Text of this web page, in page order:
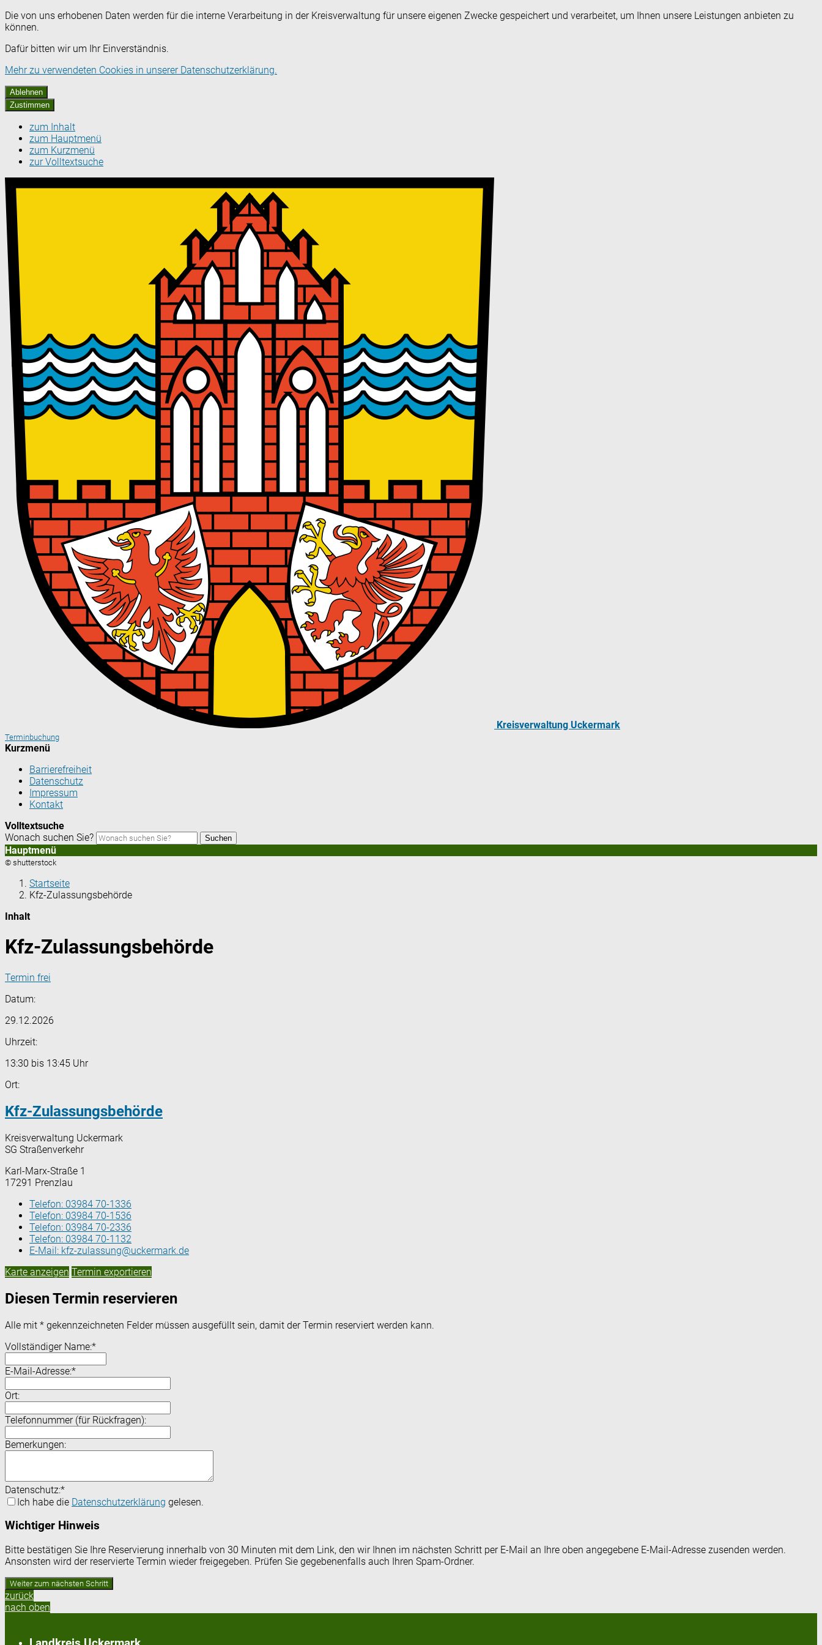
Die von uns erhobenen Daten werden für die interne Verarbeitung in der Kreisverwaltung für unsere eigenen Zwecke gespeichert und verarbeitet, um Ihnen unsere Leistungen anbieten zu
können.
Dafür bitten wir um Ihr Einverständnis.
Mehr zu verwendeten Cookies in unserer Datenschutzerklärung.
Ablehnen
Zustimmen
zum Inhalt
zum Hauptmenü
zum Kurzmenü
zur Volltextsuche
Kreisverwaltung Uckermark
Terminbuchung
Kurzmenü
Barrierefreiheit
Datenschutz
Impressum
Kontakt
Volltextsuche
Wonach suchen Sie?
Suchen
Hauptmenü
© shutterstock
Startseite
Kfz-Zulassungsbehörde
Inhalt
Kfz-Zulassungsbehörde
Termin frei
Datum:
29.12.2026
Uhrzeit:
13:30 bis 13:45 Uhr
Ort:
Kfz-Zulassungsbehörde
Kreisverwaltung Uckermark
SG Straßenverkehr
Karl-Marx-Straße 1
17291 Prenzlau
Telefon: 03984 70-1336
Telefon: 03984 70-1536
Telefon: 03984 70-2336
Telefon: 03984 70-1132
E-Mail: kfz-zulassung@uckermark.de
Karte anzeigen Termin exportieren
Diesen Termin reservieren
Alle mit * gekennzeichneten Felder müssen ausgefüllt sein, damit der Termin reserviert werden kann.
Vollständiger Name:*
E-Mail-Adresse:*
Ort:
Telefonnummer (für Rückfragen):
Bemerkungen:
Datenschutz:*
Ich habe die Datenschutzerklärung gelesen.
Wichtiger Hinweis
Bitte bestätigen Sie Ihre Reservierung innerhalb von 30 Minuten mit dem Link, den wir Ihnen im nächsten Schritt per E-Mail an Ihre oben angegebene E-Mail-Adresse zusenden werden.
Ansonsten wird der reservierte Termin wieder freigegeben. Prüfen Sie gegebenenfalls auch Ihren Spam-Ordner.
zurück
nach oben